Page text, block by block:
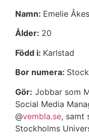
Namn: Emelie
Ålder: 20
Född i: Karlstad
Bor numera:
Gör: Jobbar som
Social Media
@vembla.se, samt
Stockholms